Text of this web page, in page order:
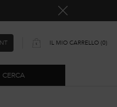
IL MIO CARRELLO 0
0 PRODOTTO
CERCA